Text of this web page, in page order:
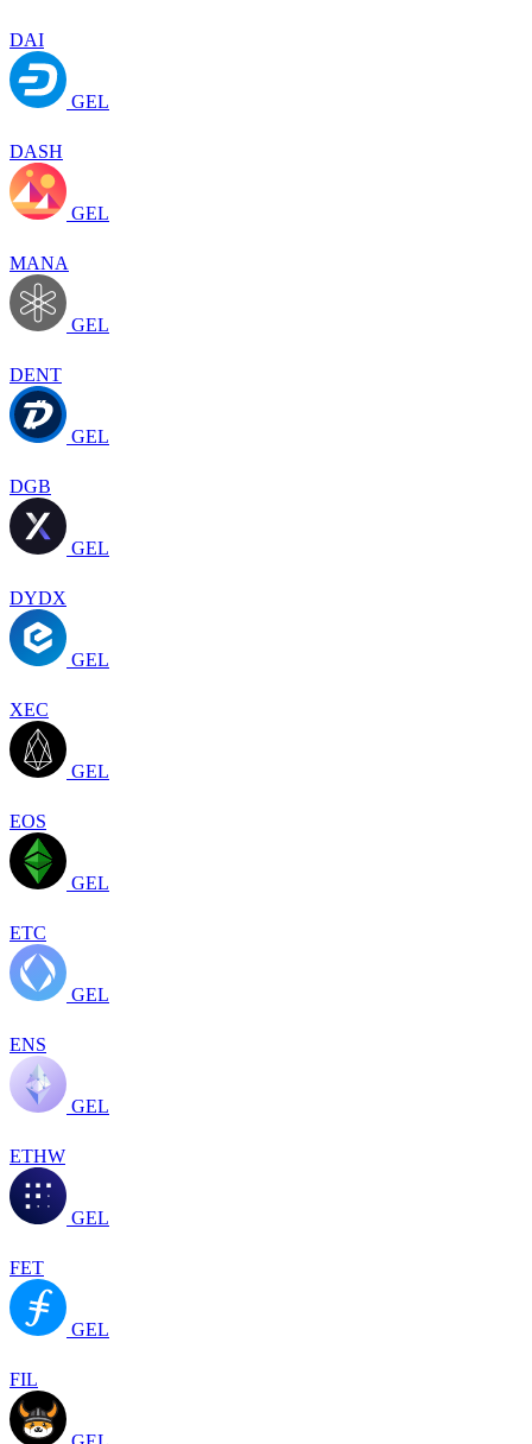
DAI
GEL
DASH
GEL
MANA
GEL
DENT
GEL
DGB
GEL
DYDX
GEL
XEC
GEL
EOS
GEL
ETC
GEL
ENS
GEL
ETHW
GEL
FET
GEL
FIL